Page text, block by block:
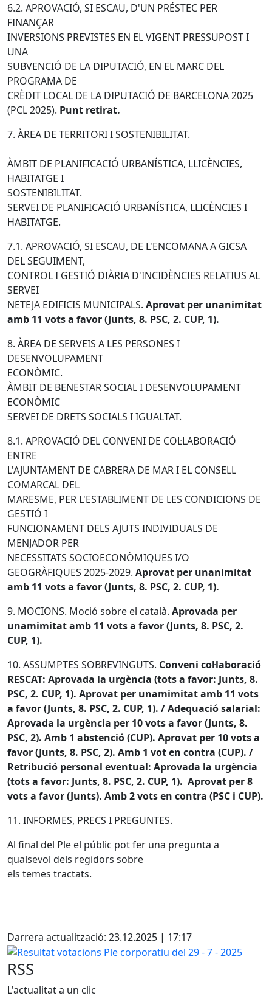
6.2. APROVACIÓ, SI ESCAU, D'UN PRÉSTEC PER
FINANÇAR
INVERSIONS PREVISTES EN EL VIGENT PRESSUPOST I
UNA
SUBVENCIÓ DE LA DIPUTACIÓ, EN EL MARC DEL
PROGRAMA DE
CRÈDIT LOCAL DE LA DIPUTACIÓ DE BARCELONA 2025
(PCL 2025). Punt retirat.
7. ÀREA DE TERRITORI I SOSTENIBILITAT.
ÀMBIT DE PLANIFICACIÓ URBANÍSTICA, LLICÈNCIES,
HABITATGE I
SOSTENIBILITAT.
SERVEI DE PLANIFICACIÓ URBANÍSTICA, LLICÈNCIES I
HABITATGE.
7.1. APROVACIÓ, SI ESCAU, DE L'ENCOMANA A GICSA
DEL SEGUIMENT,
CONTROL I GESTIÓ DIÀRIA D'INCIDÈNCIES RELATIUS AL
SERVEI
NETEJA EDIFICIS MUNICIPALS. Aprovat per unanimitat
amb 11 vots a favor (Junts, 8. PSC, 2. CUP, 1).
8. ÀREA DE SERVEIS A LES PERSONES I
DESENVOLUPAMENT
ECONÒMIC.
ÀMBIT DE BENESTAR SOCIAL I DESENVOLUPAMENT
ECONÒMIC
SERVEI DE DRETS SOCIALS I IGUALTAT.
8.1. APROVACIÓ DEL CONVENI DE COL·LABORACIÓ
ENTRE
L'AJUNTAMENT DE CABRERA DE MAR I EL CONSELL
COMARCAL DEL
MARESME, PER L'ESTABLIMENT DE LES CONDICIONS DE
GESTIÓ I
FUNCIONAMENT DELS AJUTS INDIVIDUALS DE
MENJADOR PER
NECESSITATS SOCIOECONÒMIQUES I/O
GEOGRÀFIQUES 2025-2029. Aprovat per unanimitat
amb 11 vots a favor (Junts, 8. PSC, 2. CUP, 1).
9. MOCIONS. Moció sobre el català. Aprovada per
unamimitat amb 11 vots a favor (Junts, 8. PSC, 2.
CUP, 1).
10. ASSUMPTES SOBREVINGUTS. Conveni col·laboració
RESCAT: Aprovada la urgència (tots a favor: Junts, 8.
PSC, 2. CUP, 1). Aprovat per unamimitat amb 11 vots
a favor (Junts, 8. PSC, 2. CUP, 1). / Adequació salarial:
Aprovada la urgència per 10 vots a favor (Junts, 8.
PSC, 2). Amb 1 abstenció (CUP). Aprovat per 10 vots a
favor (Junts, 8. PSC, 2). Amb 1 vot en contra (CUP). /
Retribució personal eventual: Aprovada la urgència
(tots a favor: Junts, 8. PSC, 2. CUP, 1). Aprovat per 8
vots a favor (Junts). Amb 2 vots en contra (PSC i CUP).
11. INFORMES, PRECS I PREGUNTES.
Al final del Ple el públic pot fer una pregunta a
qualsevol dels regidors sobre
els temes tractats.
Darrera actualització: 23.12.2025 | 17:17
Resultat votacions Ple corporatiu del 29 - 7 - 2025
RSS
L'actualitat a un clic